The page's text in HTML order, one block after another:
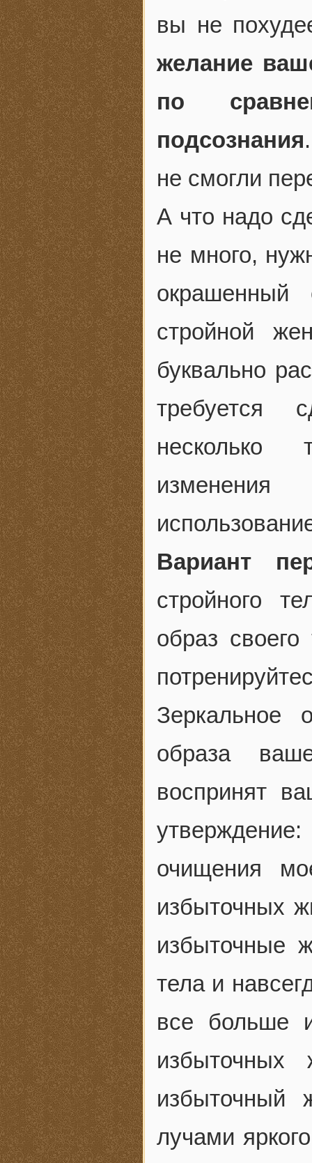
вы не
желание
по
подсознания
не смогли
А что надо
не много,
окрашенный
стройной
буквально
требуется
несколько
Вариант
стройного
образ
Зеркальное
образа
воспринят
очищения
избыточных
избыточные
тела и
все больше
избыточный
лучами